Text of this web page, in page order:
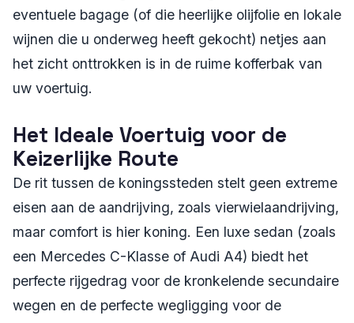
eventuele bagage (of die heerlijke olijfolie en lokale
wijnen die u onderweg heeft gekocht) netjes aan
het zicht onttrokken is in de ruime kofferbak van
uw voertuig.
Het Ideale Voertuig voor de
Keizerlijke Route
De rit tussen de koningssteden stelt geen extreme
eisen aan de aandrijving, zoals vierwielaandrijving,
maar comfort is hier koning. Een luxe sedan (zoals
een Mercedes C-Klasse of Audi A4) biedt het
perfecte rijgedrag voor de kronkelende secundaire
wegen en de perfecte wegligging voor de